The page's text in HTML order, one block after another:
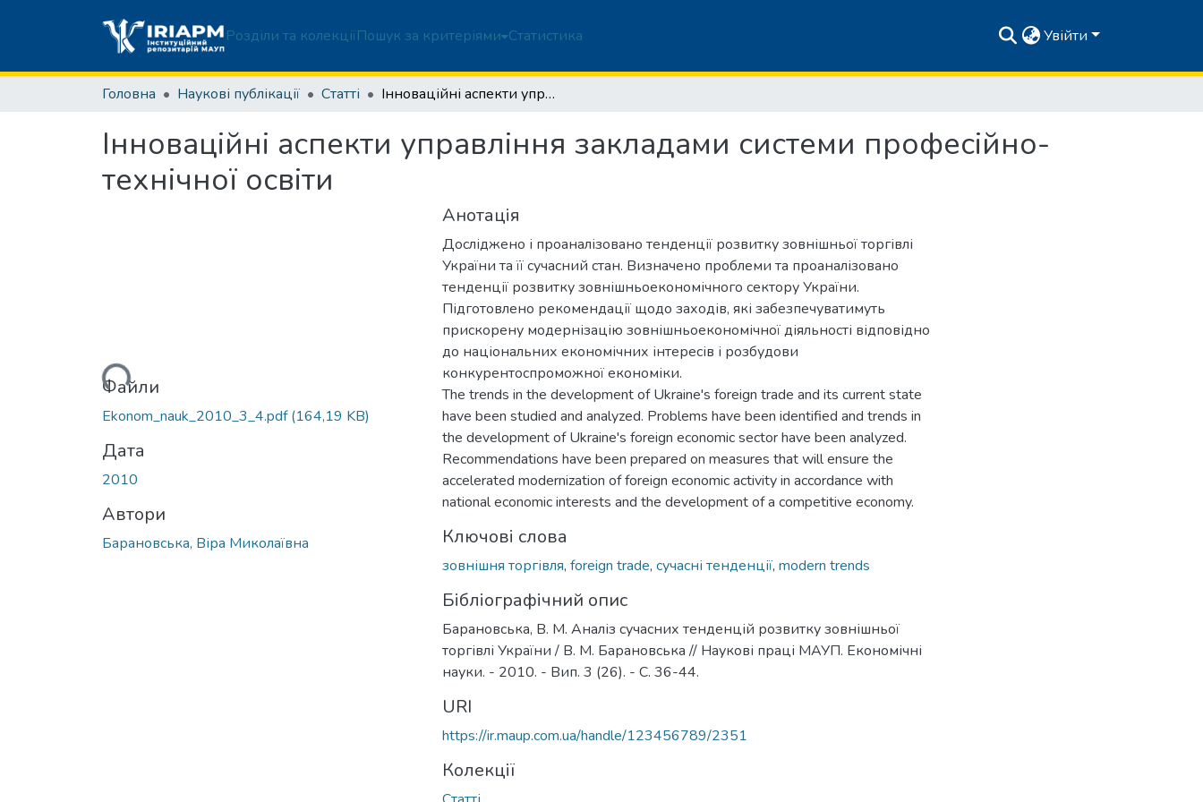
Розділи та колекціїПошук за критеріями Статистика Увійти
Головна Наукові публікації Статті Інноваційні аспекти управління закладами системи професійно-технічної освіти
Інноваційні аспекти управління закладами системи професійно-
технічної освіти
Вантажиться...Файли
Ekonom_nauk_2010_3_4.pdf(164,19 KB)
Дата
2010
Автори
Барановська, Віра Миколаївна
Анотація
Досліджено і проаналізовано тенденції розвитку зовнішньої торгівлі
України та її сучасний стан. Визначено проблеми та проаналізовано
тенденції розвитку зовнішньоекономічного сектору України.
Підготовлено рекомендації щодо заходів, які забезпечуватимуть
прискорену модернізацію зовнішньоекономічної діяльності відповідно
до національних економічних інтересів і розбудови
конкурентоспроможної економіки.
The trends in the development of Ukraine's foreign trade and its current state
have been studied and analyzed. Problems have been identified and trends in
the development of Ukraine's foreign economic sector have been analyzed.
Recommendations have been prepared on measures that will ensure the
accelerated modernization of foreign economic activity in accordance with
national economic interests and the development of a competitive economy.
Ключові слова
зовнішня торгівля, foreign trade, сучасні тенденції, modern trends
Бібліографічний опис
Барановська, В. М. Аналіз сучасних тенденцій розвитку зовнішньої
торгівлі України / В. М. Барановська // Наукові праці МАУП. Економічні
науки. - 2010. - Вип. 3 (26). - С. 36-44.
URI
https://ir.maup.com.ua/handle/123456789/2351
Колекції